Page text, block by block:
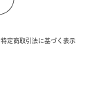
特定商取引法に基づく表示